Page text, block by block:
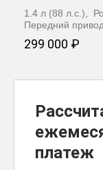
1.4 л (88 л.с.),
Передний привод
299 000 ₽
платеж